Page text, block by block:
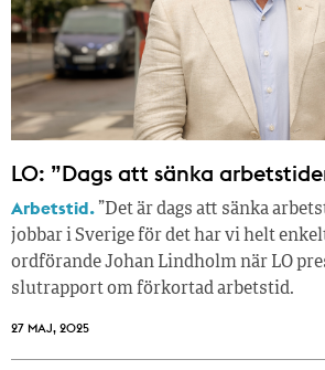
LO: ”Dags att sänka
Arbetstid. ”Det är dags att sänka
jobbar i Sverige för det har vi helt enkelt
ordförande Johan Lindholm när LO
slutrapport om förkortad arbetstid.
27 MAJ, 2025